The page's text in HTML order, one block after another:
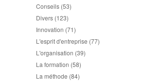
Conseils (53)
Divers (123)
Innovation (71)
L'esprit d'entreprise (77)
L'organisation (39)
La formation (58)
La méthode (84)